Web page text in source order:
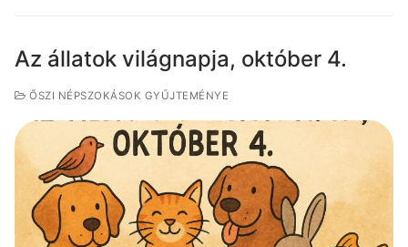
Az állatok világnapja, október 4.
ŐSZI NÉPSZOKÁSOK GYŰJTEMÉNYE